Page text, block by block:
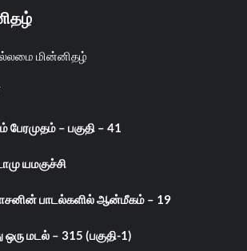
மின்னிதழ்
பேரமுதம் – பகுதி – 41
யமகுச்சி
பாடல்களில் ஆன்மீகம் – 19
ஒரு மடல் – 315 (பகுதி-1)